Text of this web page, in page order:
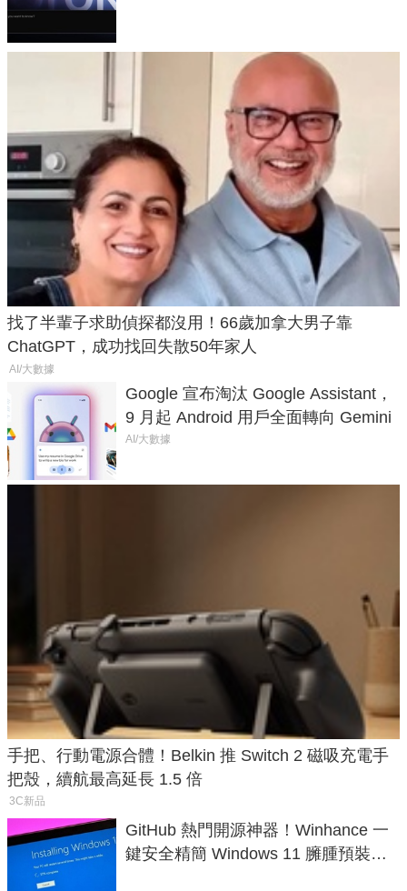
找了半輩子求助偵探都沒用！66歲加拿大男子靠
ChatGPT，成功找回失散50年家人
AI/大數據
Google 宣布淘汰 Google Assistant，
9 月起 Android 用戶全面轉向 Gemini
AI/大數據
手把、行動電源合體！Belkin 推 Switch 2 磁吸充電手
把殼，續航最高延長 1.5 倍
3C新品
GitHub 熱門開源神器！Winhance 一
鍵安全精簡 Windows 11 臃腫預裝軟